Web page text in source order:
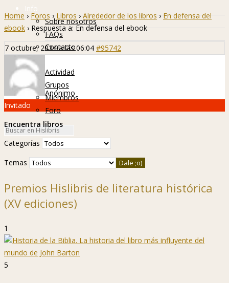
Info
Sobre nosotros
FAQs
Contacto
Hislibreños
Actividad
Grupos
Miembros
Foro
Home › Foros › Libros › Alrededor de los libros › En defensa del
ebook › Respuesta a: En defensa del ebook
7 octubre, 2024 a las 06:04 #95742
Anónimo
Invitado
Encuentra libros
Categorías
Temas
Premios Hislibris de literatura histórica
(XV ediciones)
1
5